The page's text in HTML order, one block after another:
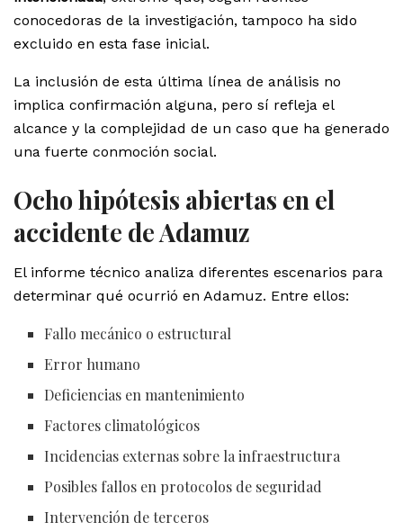
conocedoras de la investigación, tampoco ha sido
excluido en esta fase inicial.
La inclusión de esta última línea de análisis no
implica confirmación alguna, pero sí refleja el
alcance y la complejidad de un caso que ha generado
una fuerte conmoción social.
Ocho hipótesis abiertas en el
accidente de Adamuz
El informe técnico analiza diferentes escenarios para
determinar qué ocurrió en Adamuz. Entre ellos:
Fallo mecánico o estructural
Error humano
Deficiencias en mantenimiento
Factores climatológicos
Incidencias externas sobre la infraestructura
Posibles fallos en protocolos de seguridad
Intervención de terceros